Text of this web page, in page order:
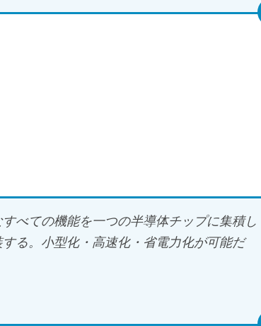
べての機能を一つの半導体チップに集積し
る。小型化・高速化・省電力化が可能だ